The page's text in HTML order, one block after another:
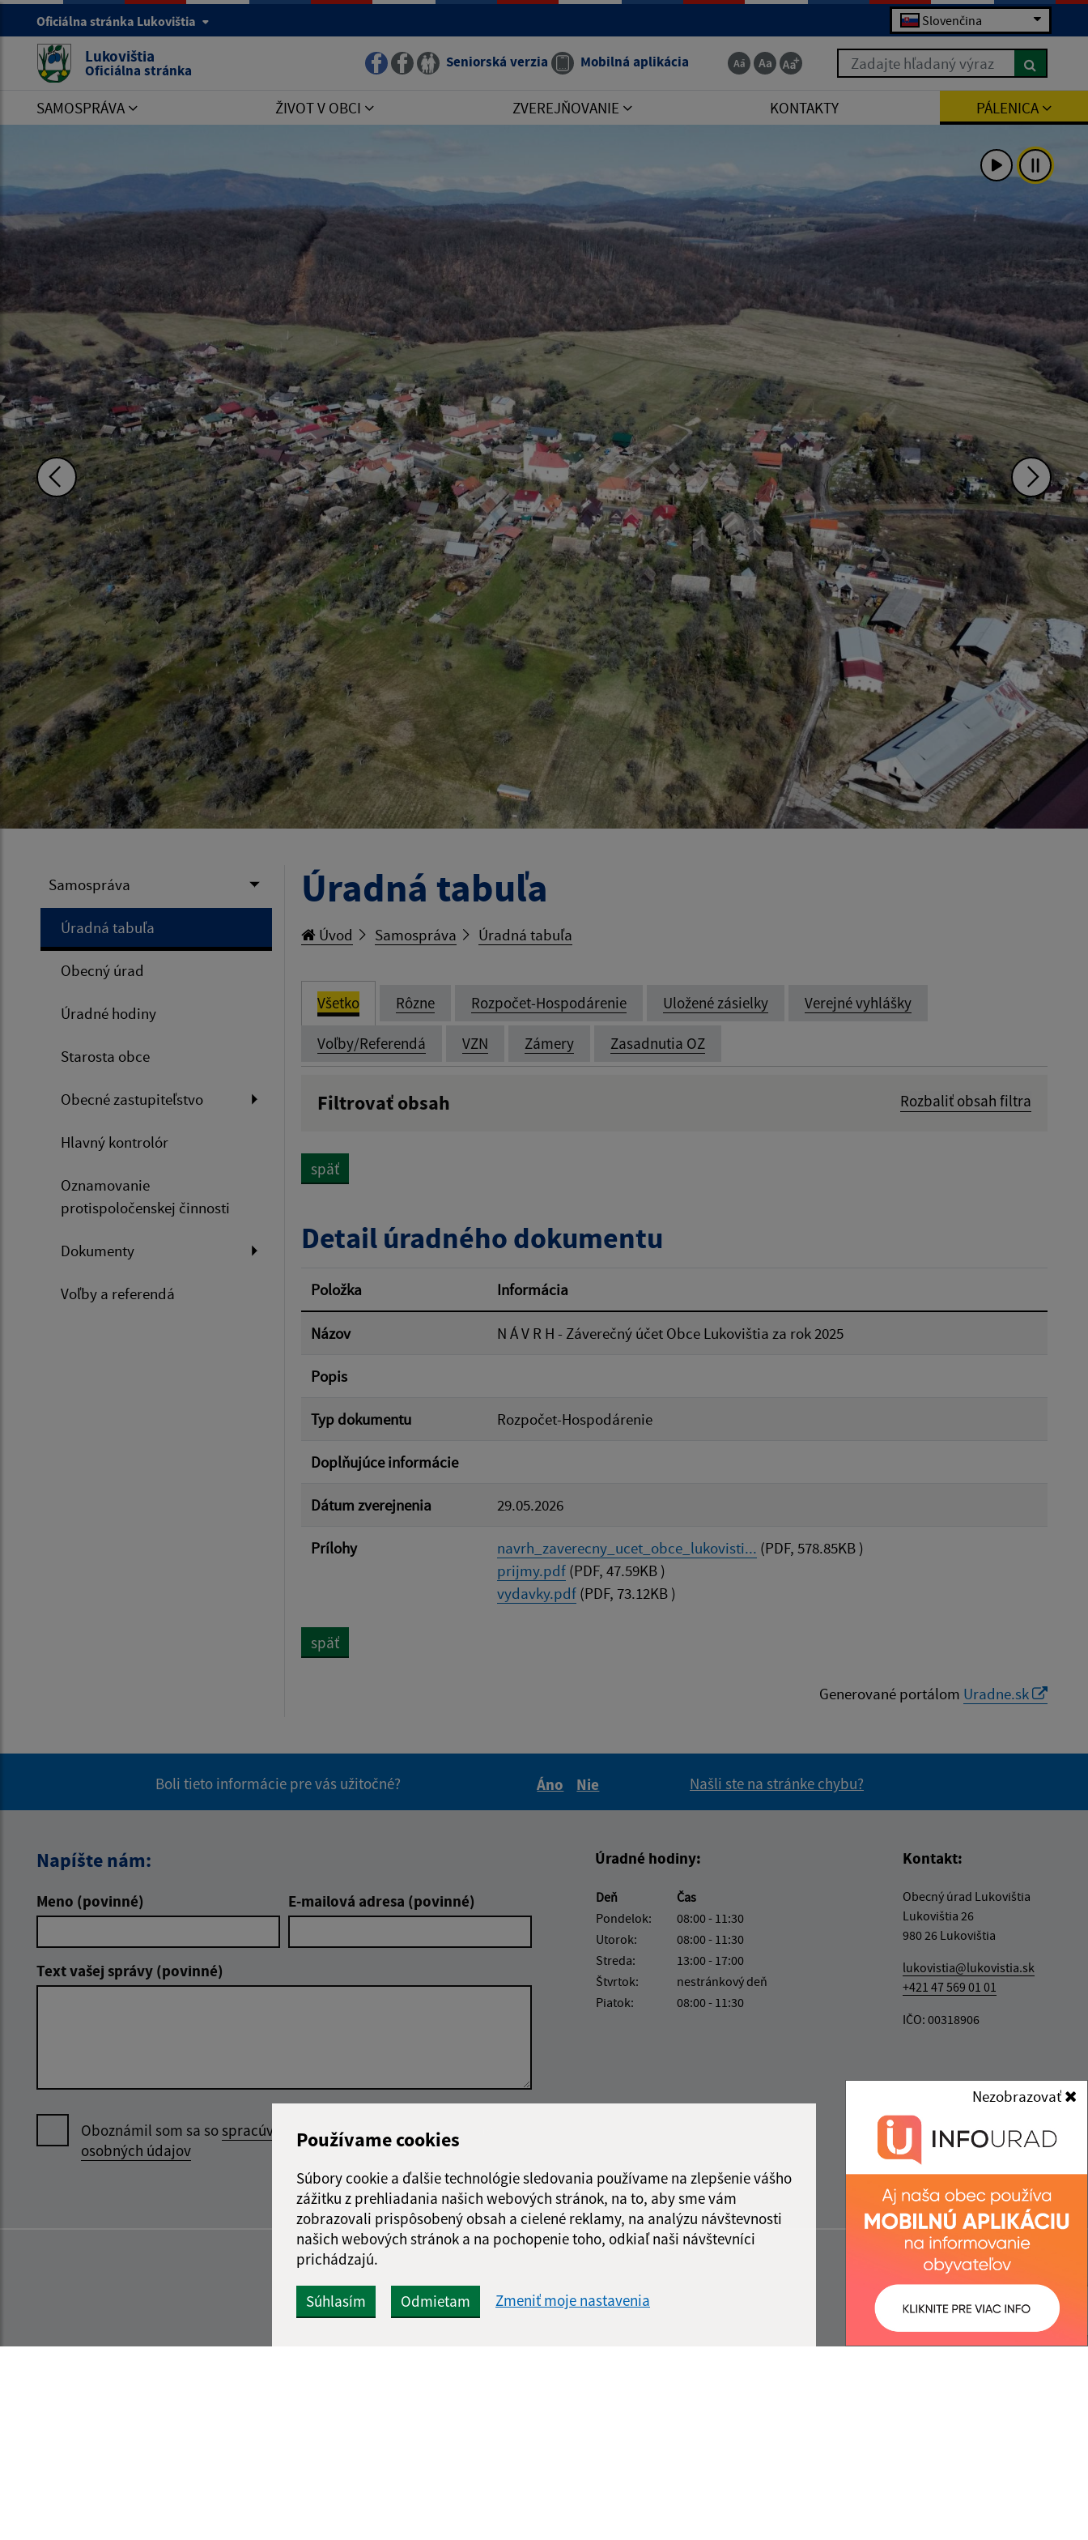
Používame cookies
Súbory cookie a ďalšie technológie sledovania používame na zlepšenie vášho
zážitku z prehliadania našich webových stránok, na to, aby sme vám
zobrazovali prispôsobený obsah a cielené reklamy, na analýzu návštevnosti
našich webových stránok a na pochopenie toho, odkiaľ naši návštevníci
prichádzajú.
Súhlasím Odmietam Zmeniť moje nastavenia
Nezobrazovať
Oficiálna stránka Lukovištia Slovenčina
Lukovištia
Oficiálna stránka Seniorská verzia Mobilná aplikácia Zadajte hľadaný výraz
SAMOSPRÁVA ŽIVOT V OBCI ZVEREJŇOVANIE KONTAKTY PÁLENICA
Samospráva
Úradná tabuľa
Obecný úrad
Úradné hodiny
Starosta obce
Obecné zastupiteľstvo
Hlavný kontrolór
Oznamovanie
protispoločenskej činnosti
Dokumenty
Voľby a referendá
Úradná tabuľa
Úvod Samospráva Úradná tabuľa
Všetko Rôzne Rozpočet-Hospodárenie Uložené zásielky Verejné vyhlášky
Voľby/Referendá VZN Zámery Zasadnutia OZ
Filtrovať obsah Rozbaliť obsah filtra
Filtrovať
späť
Detail úradného dokumentu
Položka Informácia
Názov N Á V R H - Záverečný účet Obce Lukovištia za rok 2025
Popis
Typ dokumentu Rozpočet-Hospodárenie
Doplňujúce informácie
Dátum zverejnenia 29.05.2026
Prílohy navrh_zaverecny_ucet_obce_lukovisti... (PDF, 578.85KB )
prijmy.pdf (PDF, 47.59KB )
vydavky.pdf (PDF, 73.12KB )
späť
Generované portálom Uradne.sk
Boli tieto informácie pre vás užitočné?
Áno
Nie
Našli ste na stránke chybu?
Napíšte nám:
Meno (povinné) E-mailová adresa (povinné)
Text vašej správy (povinné)
Oboznámil som sa sospracúvaním
osobných údajov
Odoslať správu
Úradné hodiny:
Deň
Čas
Pondelok:
08:00 - 11:30
Utorok:
08:00 - 11:30
Streda:
13:00 - 17:00
Štvrtok:
nestránkový deň
Piatok:
08:00 - 11:30
Kontakt:
Obecný úrad Lukovištia
Lukovištia 26
980 26 Lukovištia
lukovistia@lukovistia.sk
+421 47 569 01 01
IČO: 00318906